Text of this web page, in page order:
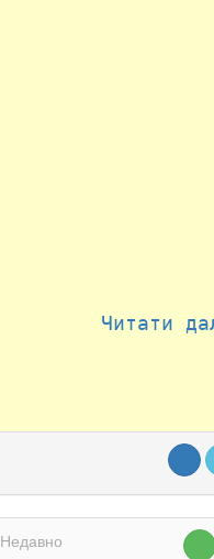
Читати
Недавно